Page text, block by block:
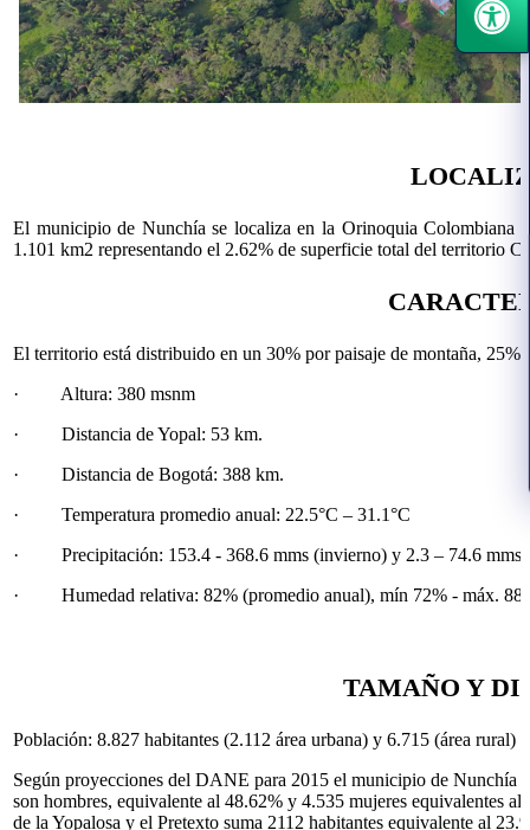
El municipio de Nunchía se localiza en la Orinoquia Colombiana
1.101 km2 representando el 2.62% de superficie total del territorio
El territorio está distribuido en un 30% por paisaje de montaña, 25%
· Altura: 380 msnm
· Distancia de Yopal: 53 km.
· Distancia de Bogotá: 388 km.
· Temperatura promedio anual: 22.5°C – 31.1°C
· Precipitación: 153.4 - 368.6 mms (invierno) y 2.3 – 74.6 mms
· Humedad relativa: 82% (promedio anual), mín 72% - máx.
TAMAÑO Y
Población: 8.827 habitantes (2.112 área urbana) y 6.715 (área rural)
Según proyecciones del DANE para 2015 el municipio de Nunchía
son hombres, equivalente al 48.62% y 4.535 mujeres equivalentes
de la Yopalosa y el Pretexto suma 2112 habitantes equivalente al